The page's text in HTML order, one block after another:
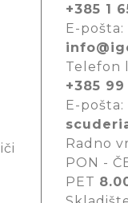
+385 1
E-pošta:
Telefon
+385
E-pošta:
Radno
PON -
PET